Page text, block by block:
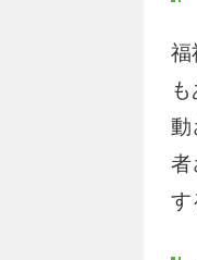
福
動
者
す